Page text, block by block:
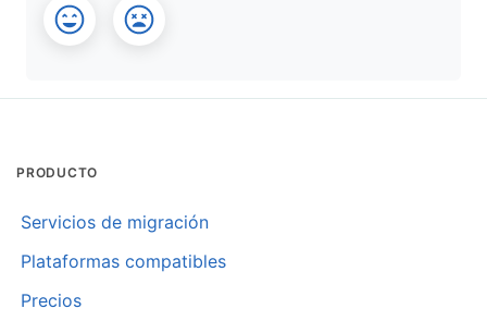
PRODUCTO
Servicios de migración
Plataformas compatibles
Precios